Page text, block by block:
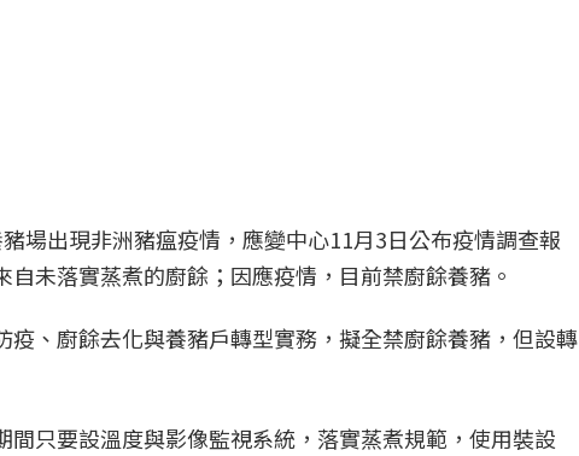
場出現非洲豬瘟疫情，應變中心11月3日公布疫情調查報
自未落實蒸煮的廚餘；因應疫情，目前禁廚餘養豬。
疫、廚餘去化與養豬戶轉型實務，擬全禁廚餘養豬，但設轉
間只要設溫度與影像監視系統，落實蒸煮規範，使用裝設